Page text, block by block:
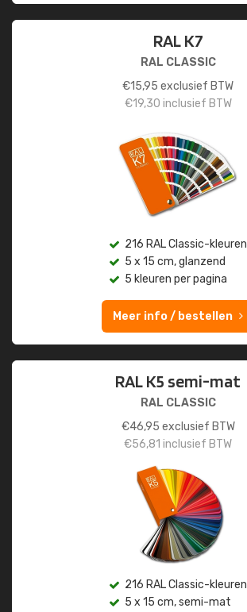
RAL K7
RAL CLASSIC
€15,95 exclusief BTW
€19,30 inclusief BTW
216 RAL Classic-kleuren
5 x 15 cm, glanzend
5 kleuren per pagina
Meer info / bestellen
RAL K5 semi-mat
RAL CLASSIC
€46,95 exclusief BTW
€56,81 inclusief BTW
216 RAL Classic-kleuren
5 x 15 cm, semi-mat